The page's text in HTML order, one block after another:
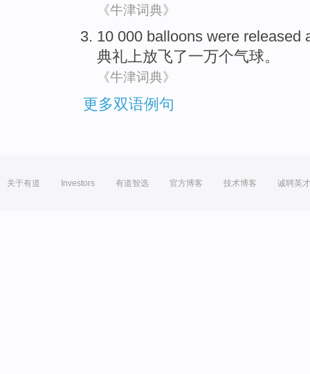
《牛津词典》
10 000 balloons were released
典礼上放飞了一万个气球。
《牛津词典》
更多双语例句
关于有道 Investors 有道智选 官方博客 技术博客 诚聘英才